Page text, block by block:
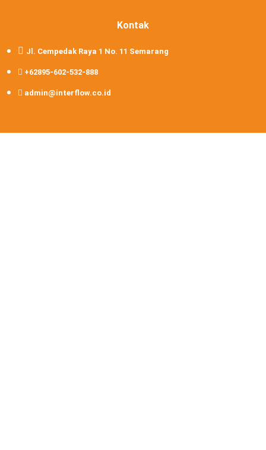
Kontak
Jl. Cempedak Raya 1 No. 11 Semarang
+62895-602-532-888
admin@interflow.co.id